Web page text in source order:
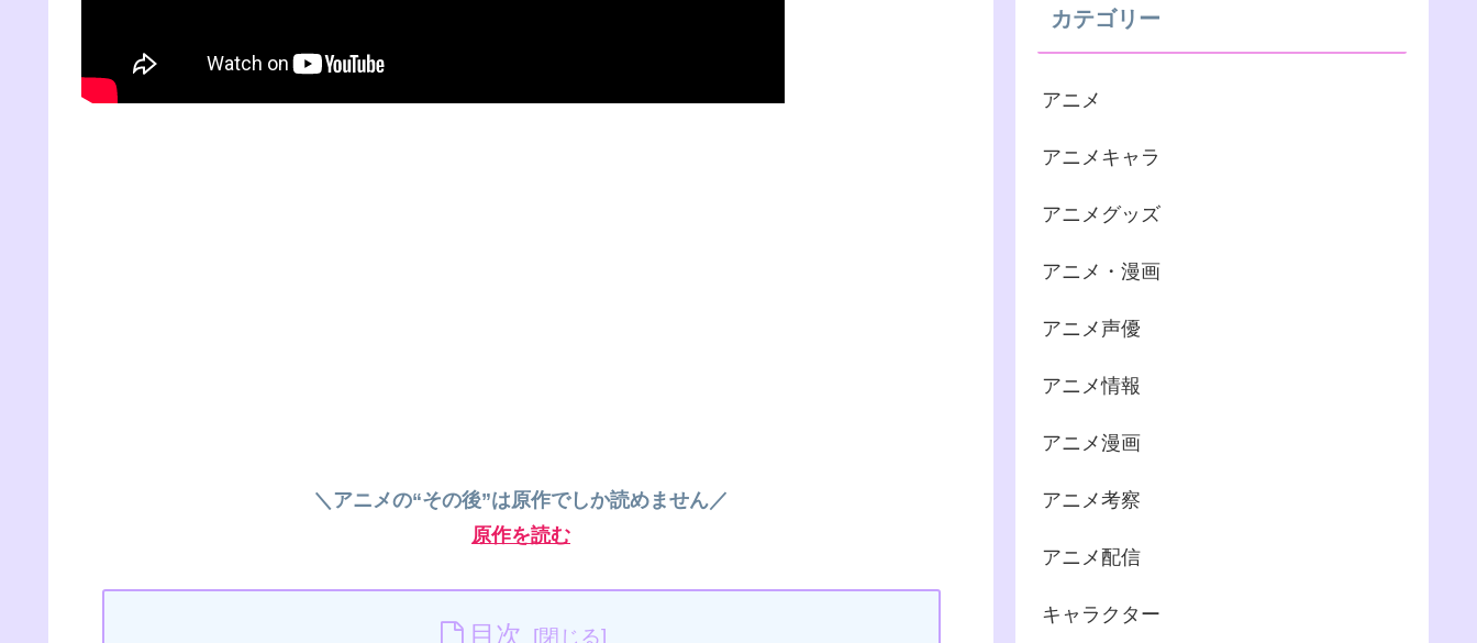
＼アニメの“その後”は原作でしか読めません／
原作を読む
目次
カテゴリー
アニメ
アニメキャラ
アニメグッズ
アニメ・漫画
アニメ声優
アニメ情報
アニメ漫画
アニメ考察
アニメ配信
キャラクター